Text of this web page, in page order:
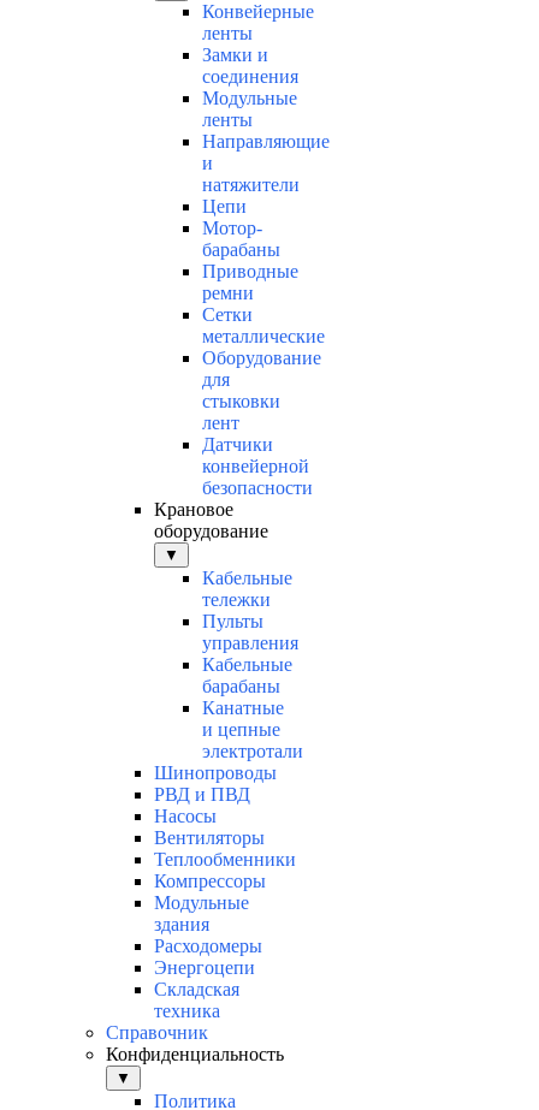
Конвейерные
ленты
Замки и
соединения
Модульные
ленты
Направляющие
и
натяжители
Цепи
Мотор-
барабаны
Приводные
ремни
Сетки
металлические
Оборудование
для
стыковки
лент
Датчики
конвейерной
безопасности
Крановое
оборудование
▼
Кабельные
тележки
Пульты
управления
Кабельные
барабаны
Канатные
и цепные
электротали
Шинопроводы
РВД и ПВД
Насосы
Вентиляторы
Теплообменники
Компрессоры
Модульные
здания
Расходомеры
Энергоцепи
Складская
техника
Справочник
Конфиденциальность
▼
Политика